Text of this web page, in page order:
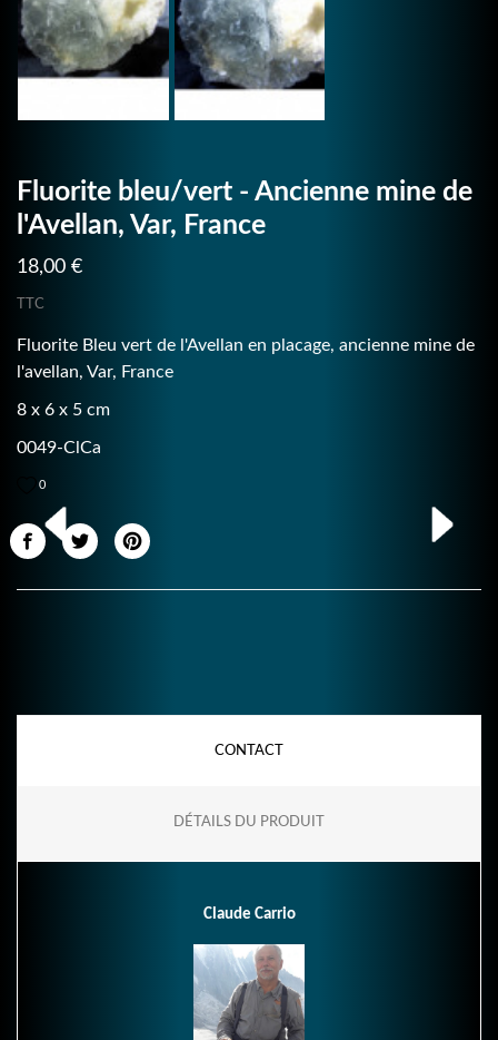
Fluorite bleu/vert - Ancienne mine de
l'Avellan, Var, France
18,00 €
TTC
Fluorite Bleu vert de l'Avellan en placage, ancienne mine de
l'avellan, Var, France
8 x 6 x 5 cm
0049-ClCa
0
CONTACT
DÉTAILS DU PRODUIT
Claude Carrio